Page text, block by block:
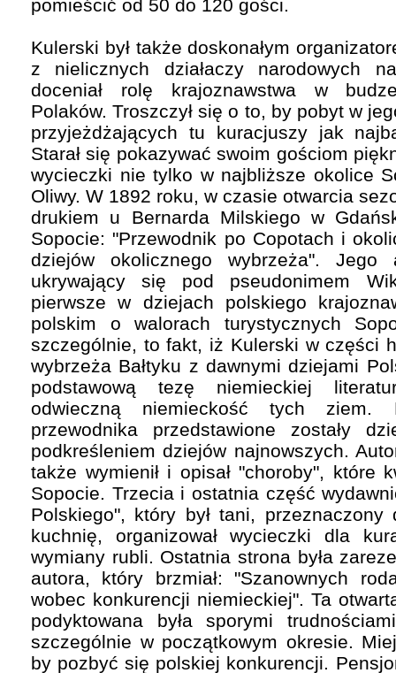
pomieścić od 50 do 120 gości.
Kulerski był także doskonałym
z nielicznych działaczy narodowych
doceniał rolę krajoznawstwa w
Polaków. Troszczył się o to, by pobyt w
przyjeżdżających tu kuracjuszy jak
Starał się pokazywać swoim gościom
wycieczki nie tylko w najbliższe okolice
Oliwy. W 1892 roku, w czasie otwarcia
drukiem u Bernarda Milskiego w
Sopocie: "Przewodnik po Copotach i
dziejów okolicznego wybrzeża". Jego
ukrywający się pod pseudonimem
pierwsze w dziejach polskiego
polskim o walorach turystycznych
szczególnie, to fakt, iż Kulerski w części
wybrzeża Bałtyku z dawnymi dziejami
podstawową tezę niemieckiej
odwieczną niemieckość tych ziem.
przewodnika przedstawione zostały
podkreśleniem dziejów najnowszych.
także wymienił i opisał "choroby", które
Sopocie. Trzecia i ostatnia część
Polskiego", który był tani, przeznaczony
kuchnię, organizował wycieczki dla
wymiany rubli. Ostatnia strona była
autora, który brzmiał: "Szanownych
wobec konkurencji niemieckiej". Ta
podyktowana była sporymi
szczególnie w początkowym okresie.
by pozbyć się polskiej konkurencji.